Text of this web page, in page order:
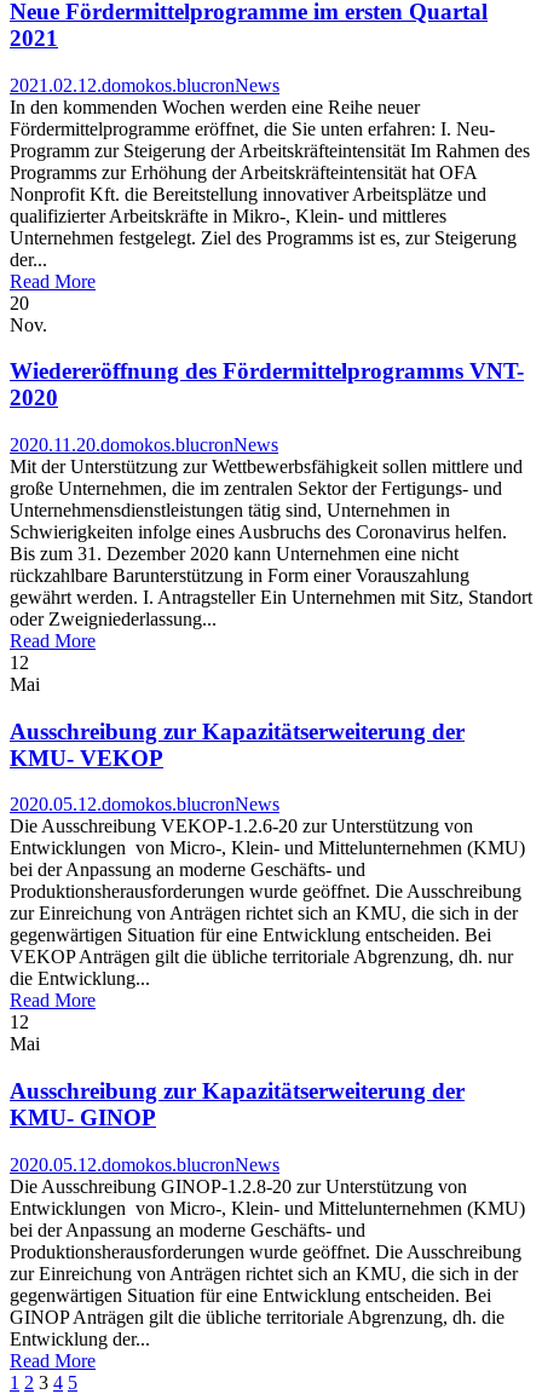
Neue Fördermittelprogramme im ersten Quartal
2021
2021.02.12.domokos.blucronNews
In den kommenden Wochen werden eine Reihe neuer
Fördermittelprogramme eröffnet, die Sie unten erfahren: I. Neu-
Programm zur Steigerung der Arbeitskräfteintensität Im Rahmen des
Programms zur Erhöhung der Arbeitskräfteintensität hat OFA
Nonprofit Kft. die Bereitstellung innovativer Arbeitsplätze und
qualifizierter Arbeitskräfte in Mikro-, Klein- und mittleres
Unternehmen festgelegt. Ziel des Programms ist es, zur Steigerung
der...
Read More
20
Nov.
Wiedereröffnung des Fördermittelprogramms VNT-
2020
2020.11.20.domokos.blucronNews
Mit der Unterstützung zur Wettbewerbsfähigkeit sollen mittlere und
große Unternehmen, die im zentralen Sektor der Fertigungs- und
Unternehmensdienstleistungen tätig sind, Unternehmen in
Schwierigkeiten infolge eines Ausbruchs des Coronavirus helfen.
Bis zum 31. Dezember 2020 kann Unternehmen eine nicht
rückzahlbare Barunterstützung in Form einer Vorauszahlung
gewährt werden. I. Antragsteller Ein Unternehmen mit Sitz, Standort
oder Zweigniederlassung...
Read More
12
Mai
Ausschreibung zur Kapazitätserweiterung der
KMU- VEKOP
2020.05.12.domokos.blucronNews
Die Ausschreibung VEKOP-1.2.6-20 zur Unterstützung von
Entwicklungen von Micro-, Klein- und Mittelunternehmen (KMU)
bei der Anpassung an moderne Geschäfts- und
Produktionsherausforderungen wurde geöffnet. Die Ausschreibung
zur Einreichung von Anträgen richtet sich an KMU, die sich in der
gegenwärtigen Situation für eine Entwicklung entscheiden. Bei
VEKOP Anträgen gilt die übliche territoriale Abgrenzung, dh. nur
die Entwicklung...
Read More
12
Mai
Ausschreibung zur Kapazitätserweiterung der
KMU- GINOP
2020.05.12.domokos.blucronNews
Die Ausschreibung GINOP-1.2.8-20 zur Unterstützung von
Entwicklungen von Micro-, Klein- und Mittelunternehmen (KMU)
bei der Anpassung an moderne Geschäfts- und
Produktionsherausforderungen wurde geöffnet. Die Ausschreibung
zur Einreichung von Anträgen richtet sich an KMU, die sich in der
gegenwärtigen Situation für eine Entwicklung entscheiden. Bei
GINOP Anträgen gilt die übliche territoriale Abgrenzung, dh. die
Entwicklung der...
Read More
1 2 3 4 5